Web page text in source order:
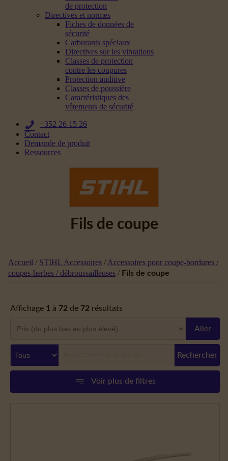
de protection
Directives et normes
Fiches de données de
sécurité
Carburants spéciaux
Directives sur les vibrations
Classes de protection
contre les coupures
Protection auditive
Classes de poussière
Caractéristiques des
vêtements de sécurité
+352 26 15 26
Contact
Demande de produit
Ressources
Fils de coupe
Accueil / STIHL Accessoires / Accessoires pour coupe-bordures /
coupes-herbes / débroussailleuses / Fils de coupe
Affichage 1 à 72 de 72 résultats
Aller
Rechercher
Voir plus de filtres